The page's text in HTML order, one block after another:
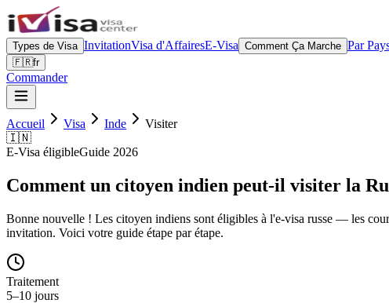
Types de Visa InvitationVisa d'AffairesE-Visa Comment Ça Marche Par
🇫🇷fr
Commander
Accueil Visa Inde
Visiter
🇮🇳
E-Visa éligibleGuide 2026
Comment un citoyen indien peut-il visiter la
Bonne nouvelle ! Les citoyen indiens sont éligibles à l'e-visa russe — les
invitation. Voici votre guide étape par étape.
Traitement
5–10 jours